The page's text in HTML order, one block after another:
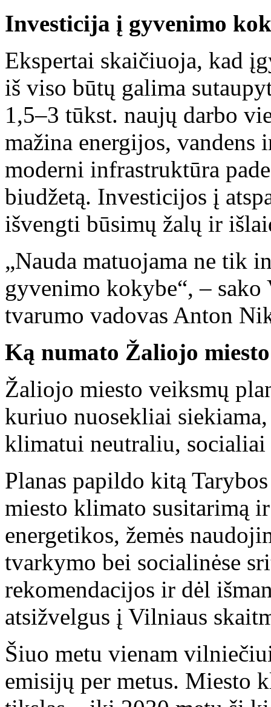
Investicija į gyvenimo
Ekspertai skaičiuoja, kad
iš viso būtų galima
1,5–3 tūkst. naujų darbo
mažina energijos, vandens
moderni infrastruktūra
biudžetą. Investicijos į
išvengti būsimų žalų ir
„Nauda matuojama ne tik
gyvenimo kokybe“, –
tvarumo vadovas Anton
Ką numato Žaliojo
Žaliojo miesto veiksmų
kuriuo nuosekliai
klimatui neutraliu,
Planas papildo kitą
miesto klimato susitarimą
energetikos, žemės
tvarkymo bei socialinėse
rekomendacijos ir dėl
atsižvelgus į Vilniaus
Šiuo metu vienam
emisijų per metus. Miesto